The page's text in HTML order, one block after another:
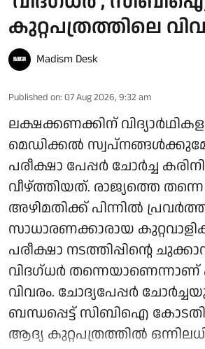
കുറ്റപത്രത്തിലെ
Madism Desk
Published on: 07 Aug 2026, 9:32 am
ലക്ഷക്കണക്കിന്
മെഡിക്കൽ
പരീക്ഷാ പേപ്പർ ചോർച്ച
വീഴ്ത്തിയത്. രാജ്യത്തെ
അഴിമതിക്ക് പിന്നിൽ
സാധാരണക്കാരായ
പരീക്ഷാ നടത്തിപ്പിന്റെ
വിദഗ്ധർ
വിവരം. ചോദ്യപേപ്പർ
ബന്ധപ്പെട്ട് സിബിഐ
ആദ്യ കുറ്റപത്രത്തിൽ